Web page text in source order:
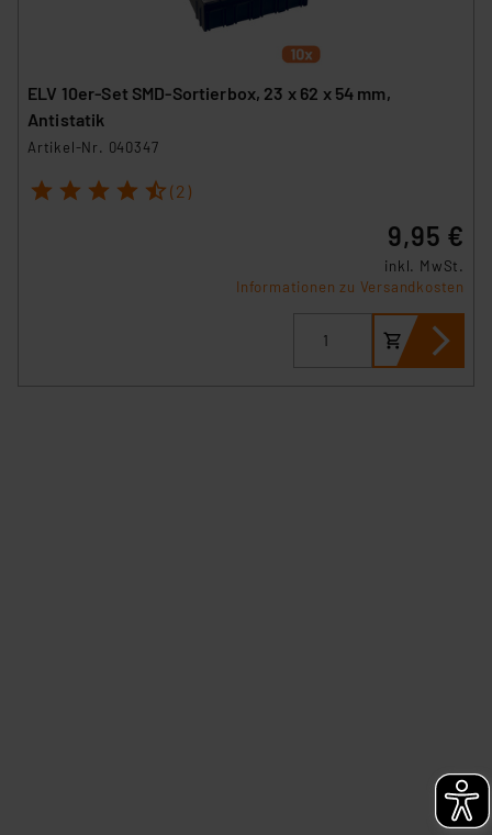
ELV 10er-Set SMD-Sortierbox, 23 x 62 x 54 mm,
Antistatik
Artikel-Nr. 040347
1 2 3 4 5 (2)
9,95 €
inkl. MwSt.
Informationen zu Versandkosten